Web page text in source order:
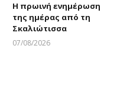
Η πρωινή ενημέρωση
της ημέρας από τη
Σκαλιώτισσα
07/08/2026